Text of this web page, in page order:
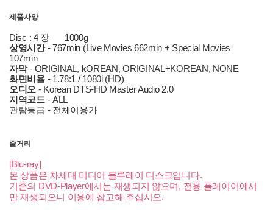
제품사양
Disc : 4 장
1000g
상영시간- 767min (Live Movies 662min + Special Movies
107min
자막- ORIGINAL, kOREAN, ORIGINAL+KOREAN, NONE
화면비율- 1.78:1 / 1080i (HD)
오디오 - Korean DTS-HD Master Audio 2.0
지역코드- ALL
관람등급 - 전체이용가
줄거리
[Blu-ray]
본 상품은 차세대 미디어 블루레이 디스크입니다.
기존의 DVD-Player에서는 재생되지 않으며, 전용 플레이어에서
만 재생되오니 이용에 참고해 주십시오.